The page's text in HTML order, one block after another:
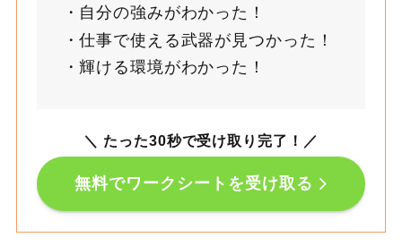
自分の強みがわかった！
仕事で使える武器が見つかった！
輝ける環境がわかった！
＼ たった30秒で受け取り完了！ ／
無料でワークシートを受け取る